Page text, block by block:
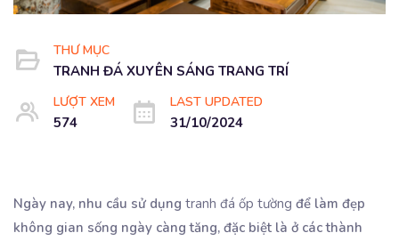
THƯ MỤC
TRANH ĐÁ XUYÊN SÁNG TRANG TRÍ
LƯỢT XEM
574
LAST UPDATED
31/10/2024
Ngày nay, nhu cầu sử dụng tranh đá ốp tường để làm đẹp
không gian sống ngày càng tăng, đặc biệt là ở các thành